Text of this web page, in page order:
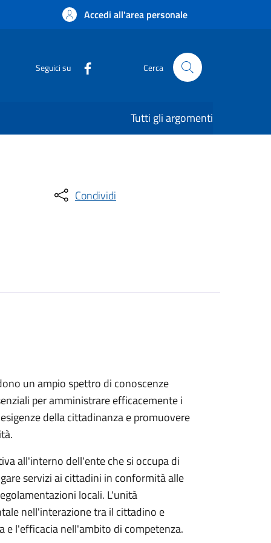
Accedi all'area personale
Seguici su Cerca
Tutti gli argomenti
Condividi
un ampio spettro di conoscenze
per amministrare efficacemente i
della cittadinanza e promuovere
all'interno dell'ente che si occupa di
servizi ai cittadini in conformità alle
locali. L'unità
nell'interazione tra il cittadino e
l'efficacia nell'ambito di competenza.